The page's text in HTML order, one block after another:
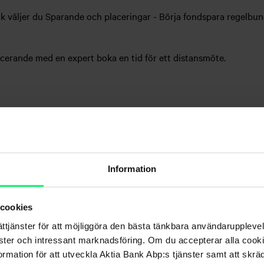
Information
för att möjliggöra den bästa tänkbara
och intressant marknadsföring. Om du accepterar alla
för att utveckla Aktia Bank Abp:s tjänster samt att
väljer du Sparande och placeringar - Börja fondspara
med en expert boka en tid för ett distansmöte.
av alla marknadslägen
i utlottningen är 31.3.2025. Den historiska avkastningen är
som en prognos om framtida avkastning. Värdet på en